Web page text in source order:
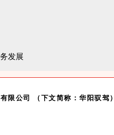
限公司 （下文简称：华阳驭驾）